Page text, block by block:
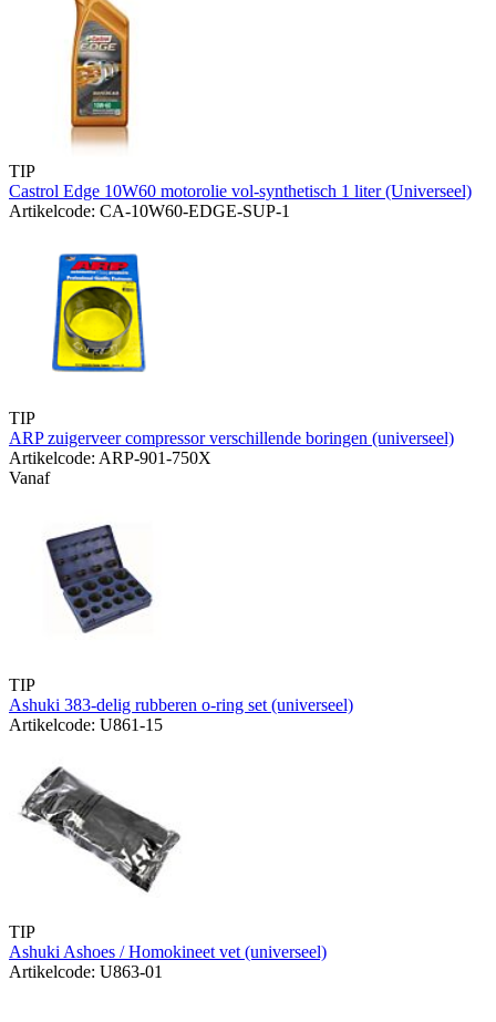
TIP
Castrol Edge 10W60 motorolie vol-synthetisch 1 liter (Universeel)
Artikelcode: CA-10W60-EDGE-SUP-1
TIP
ARP zuigerveer compressor verschillende boringen (universeel)
Artikelcode: ARP-901-750X
Vanaf
TIP
Ashuki 383-delig rubberen o-ring set (universeel)
Artikelcode: U861-15
TIP
Ashuki Ashoes / Homokineet vet (universeel)
Artikelcode: U863-01